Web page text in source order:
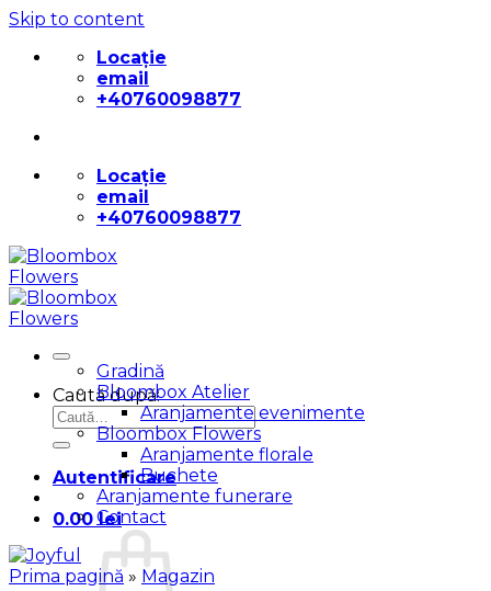
Skip to content
Locație
email
+40760098877
Locație
email
+40760098877
Caută după:
Autentificare
0.00lei
Gradină
Bloombox Atelier
Aranjamente evenimente
Bloombox Flowers
Aranjamente florale
Buchete
Aranjamente funerare
Contact
Prima pagină » Magazin